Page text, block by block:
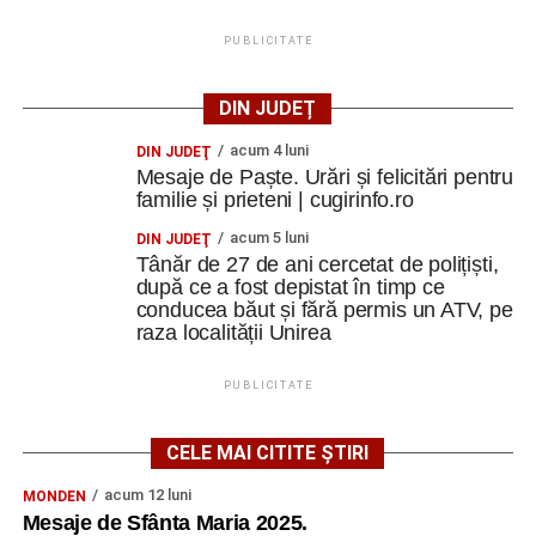
PUBLICITATE
DIN JUDEȚ
DIN JUDEŢ acum 4 luni
Mesaje de Paște. Urări și felicitări pentru
familie și prieteni | cugirinfo.ro
DIN JUDEŢ acum 5 luni
Tânăr de 27 de ani cercetat de polițiști,
după ce a fost depistat în timp ce
conducea băut și fără permis un ATV, pe
raza localității Unirea
PUBLICITATE
CELE MAI CITITE ȘTIRI
MONDEN acum 12 luni
Mesaje de Sfânta Maria 2025.